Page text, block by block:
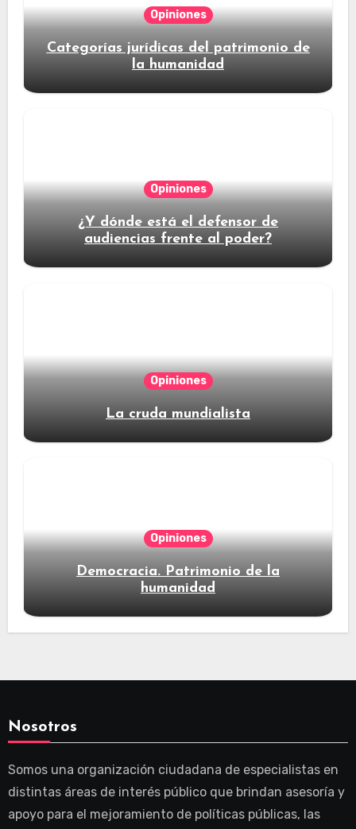
Opiniones
Categorías jurídicas del patrimonio de
la humanidad
Opiniones
¿Y dónde está el defensor de
audiencias frente al poder?
Opiniones
La cruda mundialista
Opiniones
Democracia. Patrimonio de la
humanidad
Nosotros
Somos una organización ciudadana de especialistas en
distintas áreas de interés público que brindan asesoría y
apoyo para el mejoramiento de políticas públicas, las